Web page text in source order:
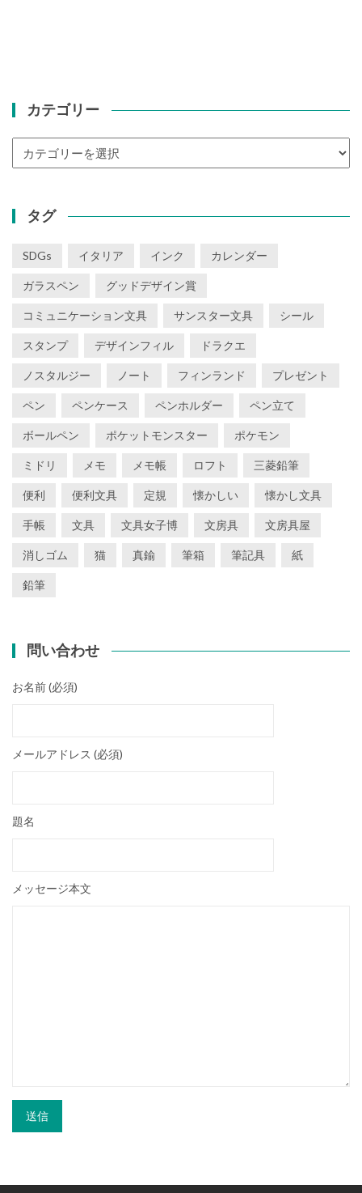
カテゴリー
タグ
SDGs イタリア インク カレンダー
ガラスペン グッドデザイン賞
コミュニケーション文具 サンスター文具 シール
スタンプ デザインフィル ドラクエ
ノスタルジー ノート フィンランド プレゼント
ペン ペンケース ペンホルダー ペン立て
ボールペン ポケットモンスター ポケモン
ミドリ メモ メモ帳 ロフト 三菱鉛筆
便利 便利文具 定規 懐かしい 懐かし文具
手帳 文具 文具女子博 文房具 文房具屋
消しゴム 猫 真鍮 筆箱 筆記具 紙
鉛筆
問い合わせ
お名前 (必須)
メールアドレス (必須)
題名
メッセージ本文